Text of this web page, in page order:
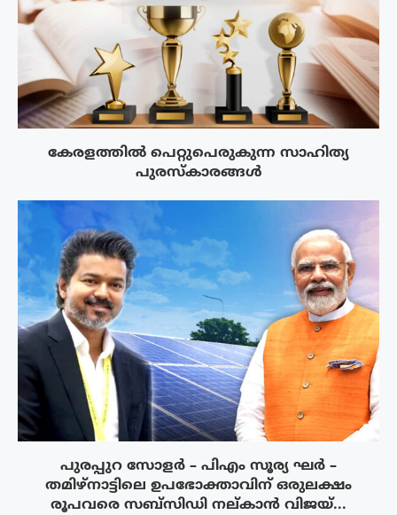
കേരളത്തിൽ പെറ്റുപെരുകുന്ന സാഹിത്യ
പുരസ്‌കാരങ്ങൾ
പുരപ്പുറ സോളർ – പിഎം സൂര്യ ഘർ –
തമിഴ്നാട്ടിലെ ഉപഭോക്താവിന് ഒരുലക്ഷം
രൂപവരെ സബ്സിഡി നല്കാൻ വിജയ്...